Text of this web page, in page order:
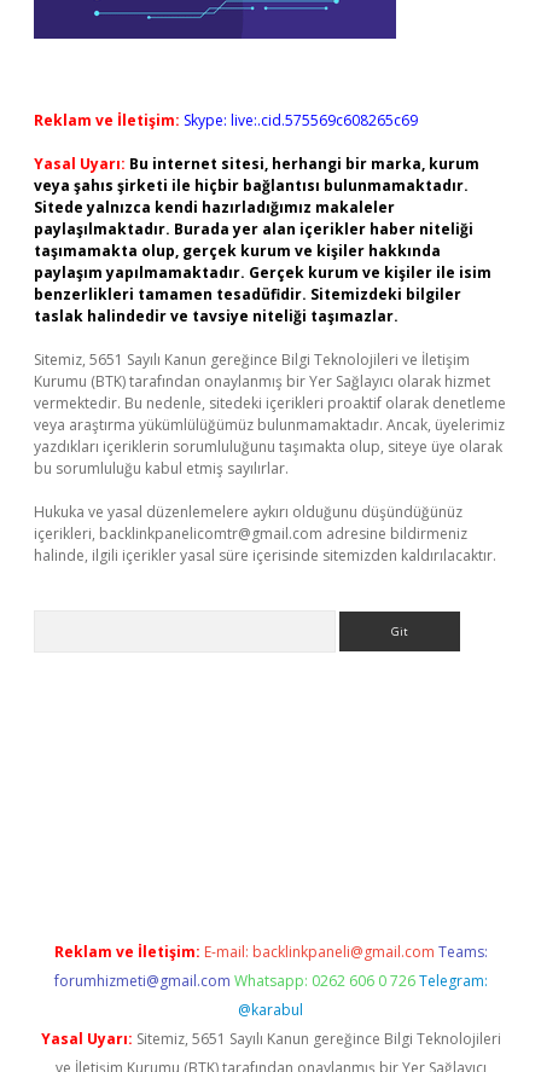
Reklam ve İletişim: Skype: live:.cid.575569c608265c69
Yasal Uyarı: Bu internet sitesi, herhangi bir marka, kurum
veya şahıs şirketi ile hiçbir bağlantısı bulunmamaktadır.
Sitede yalnızca kendi hazırladığımız makaleler
paylaşılmaktadır. Burada yer alan içerikler haber niteliği
taşımamakta olup, gerçek kurum ve kişiler hakkında
paylaşım yapılmamaktadır. Gerçek kurum ve kişiler ile isim
benzerlikleri tamamen tesadüfidir. Sitemizdeki bilgiler
taslak halindedir ve tavsiye niteliği taşımazlar.
Sitemiz, 5651 Sayılı Kanun gereğince Bilgi Teknolojileri ve İletişim
Kurumu (BTK) tarafından onaylanmış bir Yer Sağlayıcı olarak hizmet
vermektedir. Bu nedenle, sitedeki içerikleri proaktif olarak denetleme
veya araştırma yükümlülüğümüz bulunmamaktadır. Ancak, üyelerimiz
yazdıkları içeriklerin sorumluluğunu taşımakta olup, siteye üye olarak
bu sorumluluğu kabul etmiş sayılırlar.
Hukuka ve yasal düzenlemelere aykırı olduğunu düşündüğünüz
içerikleri, backlinkpanelicomtr@gmail.com adresine bildirmeniz
halinde, ilgili içerikler yasal süre içerisinde sitemizden kaldırılacaktır.
Reklam ve İletişim: E-mail: backlinkpaneli@gmail.com Teams:
forumhizmeti@gmail.com Whatsapp: 0262 606 0 726 Telegram:
@karabul
Yasal Uyarı: Sitemiz, 5651 Sayılı Kanun gereğince Bilgi Teknolojileri
ve İletişim Kurumu (BTK) tarafından onaylanmış bir Yer Sağlayıcı